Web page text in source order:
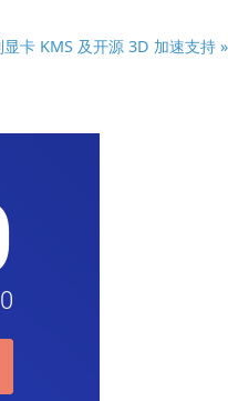
卡 KMS 及开源 3D 加速支持 »